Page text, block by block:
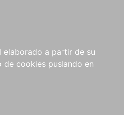
elaborado a partir de su
de cookies puslando en